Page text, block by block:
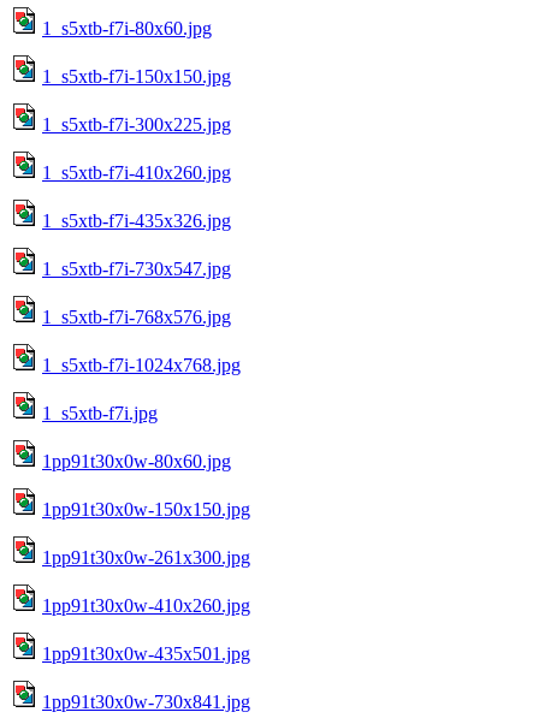
1_s5xtb-f7i-80x60.jpg
1_s5xtb-f7i-150x150.jpg
1_s5xtb-f7i-300x225.jpg
1_s5xtb-f7i-410x260.jpg
1_s5xtb-f7i-435x326.jpg
1_s5xtb-f7i-730x547.jpg
1_s5xtb-f7i-768x576.jpg
1_s5xtb-f7i-1024x768.jpg
1_s5xtb-f7i.jpg
1pp91t30x0w-80x60.jpg
1pp91t30x0w-150x150.jpg
1pp91t30x0w-261x300.jpg
1pp91t30x0w-410x260.jpg
1pp91t30x0w-435x501.jpg
1pp91t30x0w-730x841.jpg